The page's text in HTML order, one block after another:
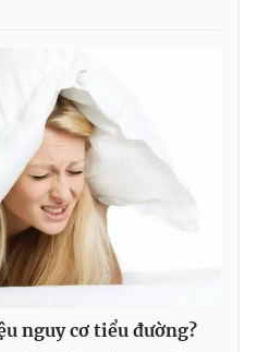
nguy cơ tiểu đường?